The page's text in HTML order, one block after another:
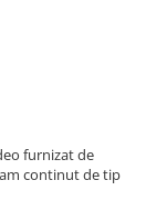
furnizat de
continut de tip